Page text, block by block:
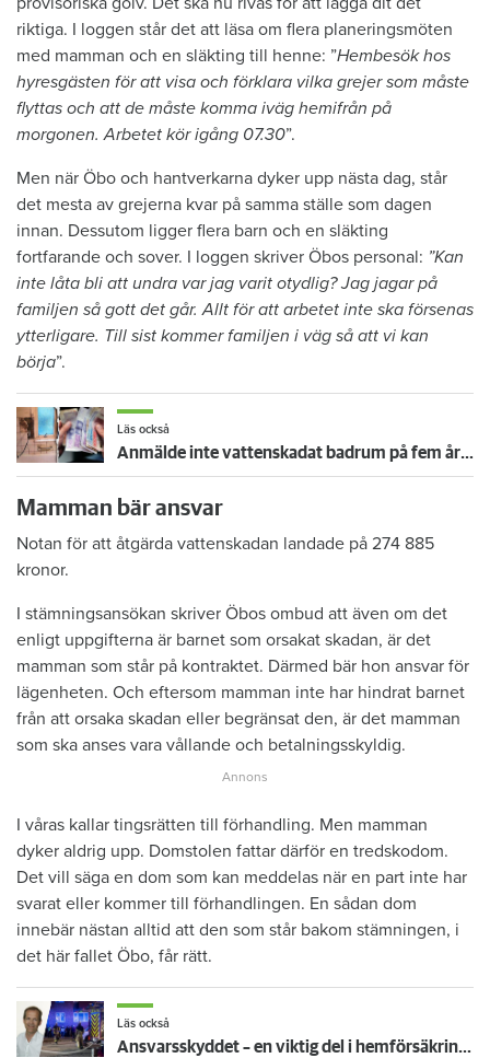
riktiga. I loggen står det att läsa om flera planeringsmöten
med mamman och en släkting till henne: ”Hembesök hos
hyresgästen för att visa och förklara vilka grejer som måste
flyttas och att de måste komma iväg hemifrån på
morgonen. Arbetet kör igång 07.30”.
Men när Öbo och hantverkarna dyker upp nästa dag, står
det mesta av grejerna kvar på samma ställe som dagen
innan. Dessutom ligger flera barn och en släkting
fortfarande och sover. I loggen skriver Öbos personal: ”Kan
inte låta bli att undra var jag varit otydlig? Jag jagar på
familjen så gott det går. Allt för att arbetet inte ska försenas
ytterligare. Till sist kommer familjen i väg så att vi kan
börja”.
Läs också
Anmälde inte vattenskadat badrum på fem år – krävs på 125 000 kronor
Mamman bär ansvar
Notan för att åtgärda vattenskadan landade på 274 885
kronor.
I stämningsansökan skriver Öbos ombud att även om det
enligt uppgifterna är barnet som orsakat skadan, är det
mamman som står på kontraktet. Därmed bär hon ansvar för
lägenheten. Och eftersom mamman inte har hindrat barnet
från att orsaka skadan eller begränsat den, är det mamman
som ska anses vara vållande och betalningsskyldig.
I våras kallar tingsrätten till förhandling. Men mamman
dyker aldrig upp. Domstolen fattar därför en tredskodom.
Det vill säga en dom som kan meddelas när en part inte har
svarat eller kommer till förhandlingen. En sådan dom
innebär nästan alltid att den som står bakom stämningen, i
det här fallet Öbo, får rätt.
Läs också
Ansvarsskyddet – en viktig del i hemförsäkringen